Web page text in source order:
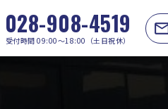
028-908-4519
受付時間 09:00〜18:00（土日祝休）